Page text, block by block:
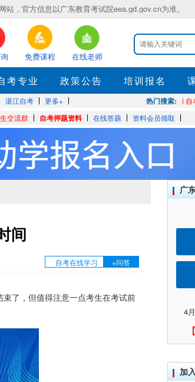
，官方信息以广东教育考试院eea.gd.gov.cn为准。
免费课程 在线老师
考专业 政策公告 培训报名
湛江自考 更多+ 热门搜索: | 自
交流群 自考押题资料 在线答题 资料会员领取
间
自考在线学习 +问答
了，但值得注意一点考生在考试前
广
4
加